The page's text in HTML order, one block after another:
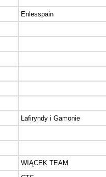
Enlesspain
Lafiryndy i Gamonie
WIĄCEK TEAM